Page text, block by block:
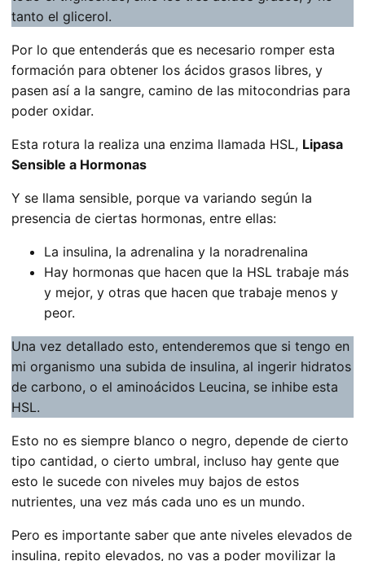
tanto el glicerol.
Por lo que entenderás que es necesario romper esta
formación para obtener los ácidos grasos libres, y
pasen así a la sangre, camino de las mitocondrias para
poder oxidar.
Esta rotura la realiza una enzima llamada HSL, Lipasa
Sensible a Hormonas
Y se llama sensible, porque va variando según la
presencia de ciertas hormonas, entre ellas:
La insulina, la adrenalina y la noradrenalina
Hay hormonas que hacen que la HSL trabaje más
y mejor, y otras que hacen que trabaje menos y
peor.
Una vez detallado esto, entenderemos que si tengo en
mi organismo una subida de insulina, al ingerir hidratos
de carbono, o el aminoácidos Leucina, se inhibe esta
HSL.
Esto no es siempre blanco o negro, depende de cierto
tipo cantidad, o cierto umbral, incluso hay gente que
esto le sucede con niveles muy bajos de estos
nutrientes, una vez más cada uno es un mundo.
Pero es importante saber que ante niveles elevados de
insulina, repito elevados, no vas a poder movilizar la